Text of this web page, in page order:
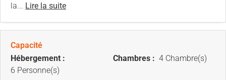
la... Lire la suite
Capacité
Hébergement :
6 Personne(s)
Chambres : 4 Chambre(s)